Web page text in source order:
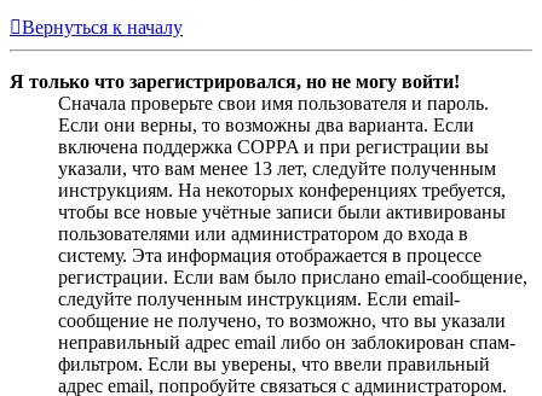
Вернуться к началу
Я только что зарегистрировался, но не могу войти!
Сначала проверьте свои имя пользователя и пароль.
Если они верны, то возможны два варианта. Если
включена поддержка COPPA и при регистрации вы
указали, что вам менее 13 лет, следуйте полученным
инструкциям. На некоторых конференциях требуется,
чтобы все новые учётные записи были активированы
пользователями или администратором до входа в
систему. Эта информация отображается в процессе
регистрации. Если вам было прислано email-сообщение,
следуйте полученным инструкциям. Если email-
сообщение не получено, то возможно, что вы указали
неправильный адрес email либо он заблокирован спам-
фильтром. Если вы уверены, что ввели правильный
адрес email, попробуйте связаться с администратором.